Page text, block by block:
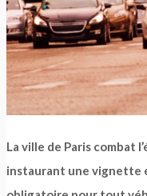
La ville de Paris combat
instaurant une vignette